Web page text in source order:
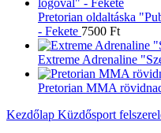
Pretorian oldaltáska
- Fekete 7500 Ft
Extreme Adrenaline
Pretorian MMA
Kezdőlap Küzdősport